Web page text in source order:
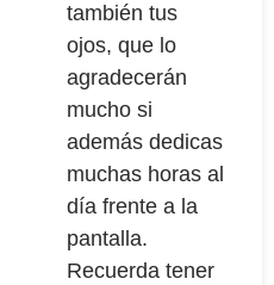
también tus
ojos, que lo
agradecerán
mucho si
además dedicas
muchas horas al
día frente a la
pantalla.
Recuerda tener